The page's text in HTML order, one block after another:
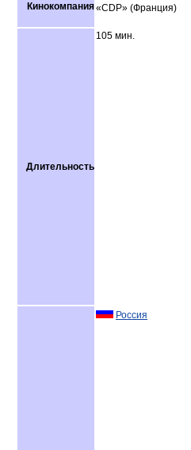
Кинокомпания«CDP» (Франция)
Длительность
105 мин.
Россия